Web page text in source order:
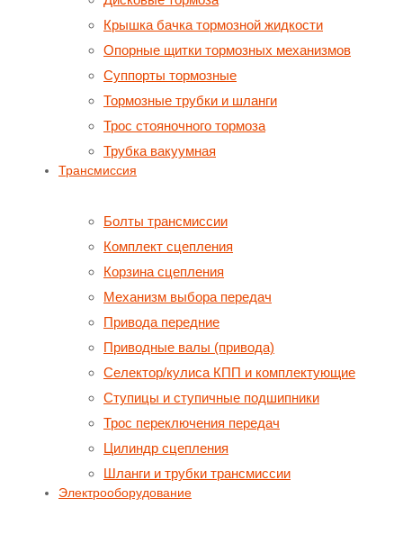
Крышка бачка тормозной жидкости
Опорные щитки тормозных механизмов
Суппорты тормозные
Тормозные трубки и шланги
Трос стояночного тормоза
Трубка вакуумная
Трансмиссия
Болты трансмиссии
Комплект сцепления
Корзина сцепления
Механизм выбора передач
Привода передние
Приводные валы (привода)
Селектор/кулиса КПП и комплектующие
Ступицы и ступичные подшипники
Трос переключения передач
Цилиндр сцепления
Шланги и трубки трансмиссии
Электрооборудование